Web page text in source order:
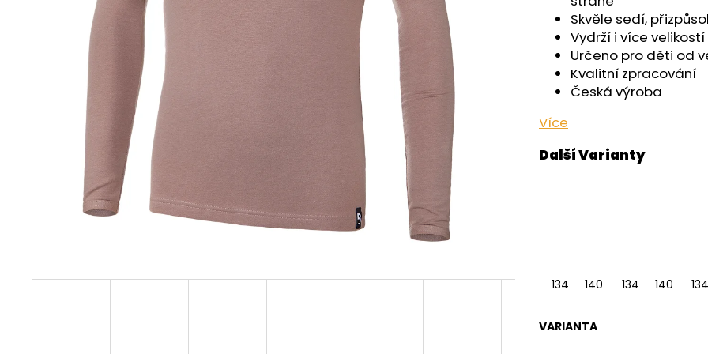
Skvěle sedí,
Vydrží i více velikostí
Určeno pro děti od
Kvalitní zpracování
Česká výroba
Více
134 140 146 152 158
134 140 146
134
VARIANTA
129 Kč
759 Kč
599 Kč